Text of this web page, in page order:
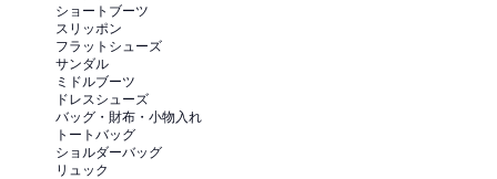
ショートブーツ
スリッポン
フラットシューズ
サンダル
ミドルブーツ
ドレスシューズ
バッグ・財布・小物入れ
トートバッグ
ショルダーバッグ
リュック